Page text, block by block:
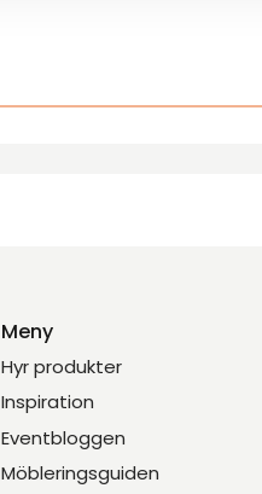
Meny
Hyr produkter
Inspiration
Eventbloggen
Möbleringsguiden